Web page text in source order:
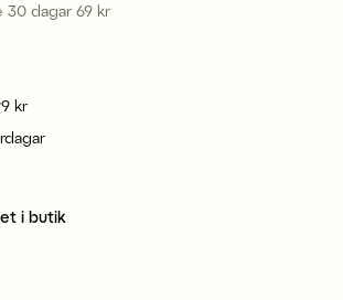
30 dagar Pris:
69 kr
kr
i butik